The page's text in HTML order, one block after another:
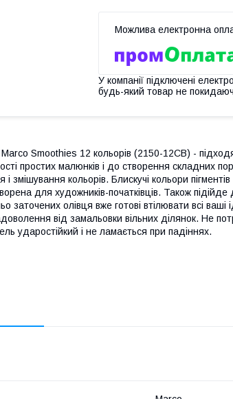
У компанії підключені
будь-який товар не
Marco Smoothies 12 кольорів (2150-12CB) -
простих малюнків і до створення складних
змішування кольорів. Блискучі кольори пігментів
для художників-початківців. Також
заточених олівця вже готові втілювати всі
від замальовки вільних ділянок. Не
ударостійкий і не ламається при падіннях.